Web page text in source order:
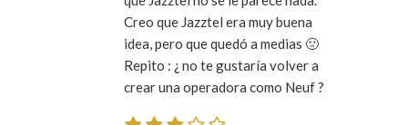
Creo que Jazztel era muy buena
idea, pero que quedó a medias 🙁
Repito : ¿ no te gustaría volver a
crear una operadora como Neuf ?